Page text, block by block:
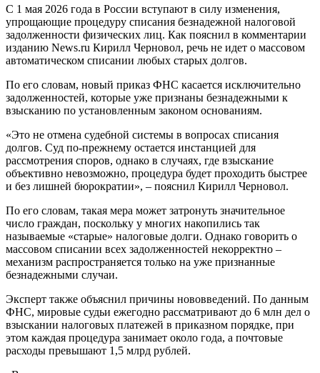
С 1 мая 2026 года в России вступают в силу изменения,
упрощающие процедуру списания безнадежной налоговой
задолженности физических лиц. Как пояснил в комментарии
изданию News.ru Кирилл Черновол, речь не идет о массовом
автоматическом списании любых старых долгов.
По его словам, новый приказ ФНС касается исключительно
задолженностей, которые уже признаны безнадежными к
взысканию по установленным законом основаниям.
«Это не отмена судебной системы в вопросах списания
долгов. Суд по-прежнему остается инстанцией для
рассмотрения споров, однако в случаях, где взыскание
объективно невозможно, процедура будет проходить быстрее
и без лишней бюрократии», – пояснил Кирилл Черновол.
По его словам, такая мера может затронуть значительное
число граждан, поскольку у многих накопились так
называемые «старые» налоговые долги. Однако говорить о
массовом списании всех задолженностей некорректно –
механизм распространяется только на уже признанные
безнадежными случаи.
Эксперт также объяснил причины нововведений. По данным
ФНС, мировые судьи ежегодно рассматривают до 6 млн дел о
взыскании налоговых платежей в приказном порядке, при
этом каждая процедура занимает около года, а почтовые
расходы превышают 1,5 млрд рублей.